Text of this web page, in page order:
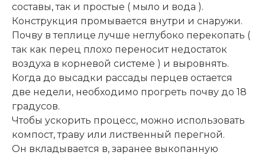
составы, так и простые ( мыло и вода ).
Конструкция промывается внутри и снаружи.
Почву в теплице лучше неглубоко перекопать (
так как перец плохо переносит недостаток
воздуха в корневой системе ) и выровнять.
Когда до высадки рассады перцев остается
две недели, необходимо прогреть почву до 18
градусов.
Чтобы ускорить процесс, можно использовать
компост, траву или лиственный перегной.
Он вкладывается в, заранее выкопанную